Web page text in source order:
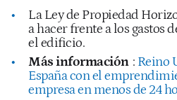
La Ley de Propiedad
a hacer frente a los gastos
el edificio.
Más información : Reino
España con el
empresa en menos de 24